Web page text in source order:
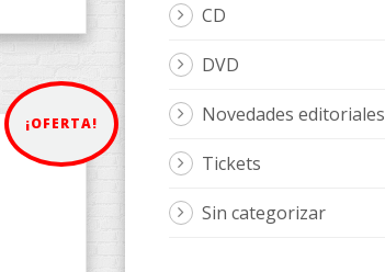
¡OFERTA!
CD
DVD
Novedades editoriales
Tickets
Sin categorizar